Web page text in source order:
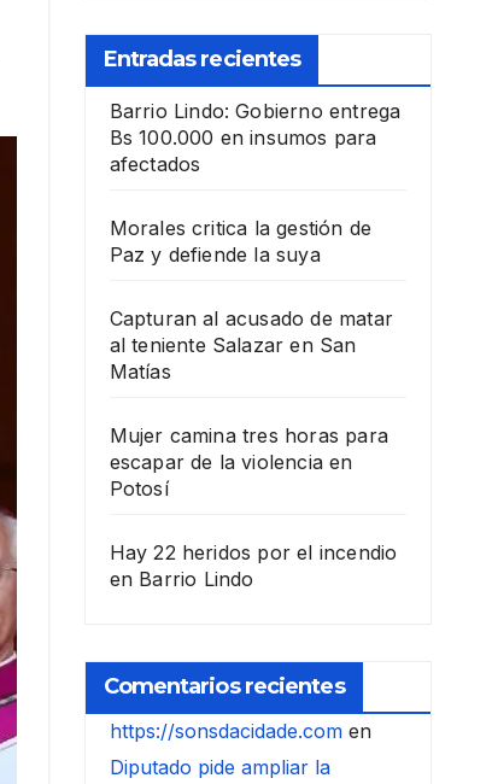
Entradas recientes
Barrio Lindo: Gobierno entrega
Bs 100.000 en insumos para
afectados
Morales critica la gestión de
Paz y defiende la suya
Capturan al acusado de matar
al teniente Salazar en San
Matías
Mujer camina tres horas para
escapar de la violencia en
Potosí
Hay 22 heridos por el incendio
en Barrio Lindo
Comentarios recientes
https://sonsdacidade.comen
Diputado pide ampliar la